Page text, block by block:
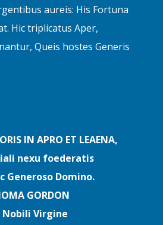
aureis: His Fortuna
Hic triplicatus Aper,
Queis hostes Generis
IN APRO ET LEAENA,
nexu foederatis
Generoso Domino.
GORDON
Virgine